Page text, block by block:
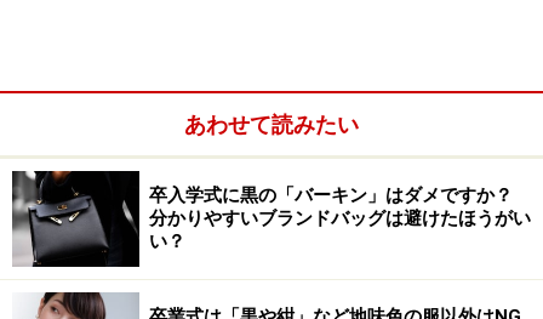
タキシードベアの店内には沢山の風船が浮かんでおり、
あわせて読みたい
卒入学式に黒の「バーキン」はダメですか？
分かりやすいブランドバッグは避けたほうがい
い？